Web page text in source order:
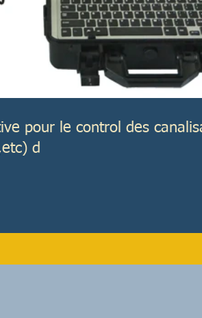
pour le control des
d